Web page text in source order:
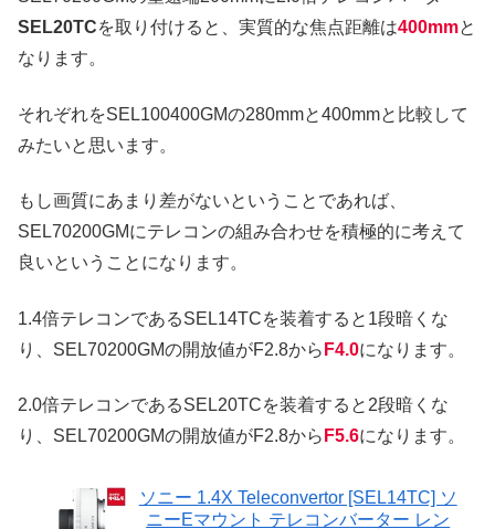
SEL20TCを取り付けると、実質的な焦点距離は400mmと
なります。
それぞれをSEL100400GMの280mmと400mmと比較して
みたいと思います。
もし画質にあまり差がないということであれば、
SEL70200GMにテレコンの組み合わせを積極的に考えて
良いということになります。
1.4倍テレコンであるSEL14TCを装着すると1段暗くな
り、SEL70200GMの開放値がF2.8から F4.0になります。
2.0倍テレコンであるSEL20TCを装着すると2段暗くな
り、SEL70200GMの開放値がF2.8から F5.6になります。
ソニー 1.4X Teleconvertor [SEL14TC] ソ
ニーEマウント テレコンバーター レン